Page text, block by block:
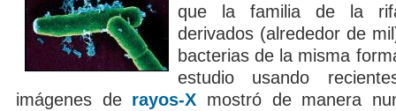
que la familia de la
derivados (alrededor de
bacterias de la misma
estudio usando
imágenes de rayos-X mostró de manera